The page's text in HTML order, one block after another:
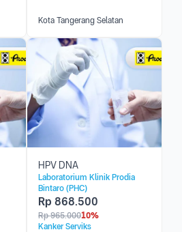
Kota Tangerang Selatan
HPV DNA
Laboratorium Klinik Prodia
Bintaro (PHC)
Rp 868.500
Rp 965.00010%
Kanker Serviks